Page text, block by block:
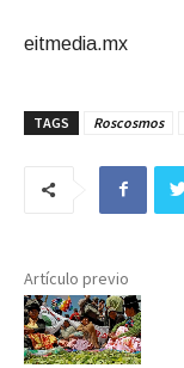
eitmedia.mx
TAGS Roscosmos
Artículo previo